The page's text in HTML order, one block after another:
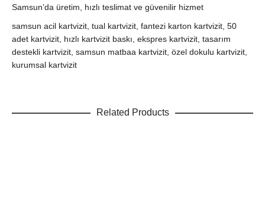
Samsun’da üretim, hızlı teslimat ve güvenilir hizmet
samsun acil kartvizit, tual kartvizit, fantezi karton kartvizit, 50
adet kartvizit, hızlı kartvizit baskı, ekspres kartvizit, tasarım
destekli kartvizit, samsun matbaa kartvizit, özel dokulu kartvizit,
kurumsal kartvizit
Related Products